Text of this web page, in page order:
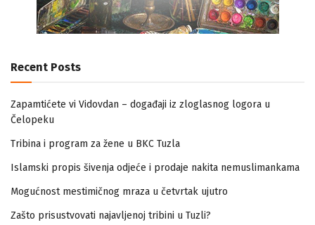
Recent Posts
Zapamtićete vi Vidovdan – događaji iz zloglasnog logora u
Čelopeku
Tribina i program za žene u BKC Tuzla
Islamski propis šivenja odjeće i prodaje nakita nemuslimankama
Mogućnost mestimičnog mraza u četvrtak ujutro
Zašto prisustvovati najavljenoj tribini u Tuzli?